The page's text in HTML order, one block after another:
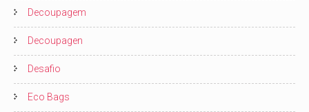
Decoupagem
Decoupagen
Desafio
Eco Bags